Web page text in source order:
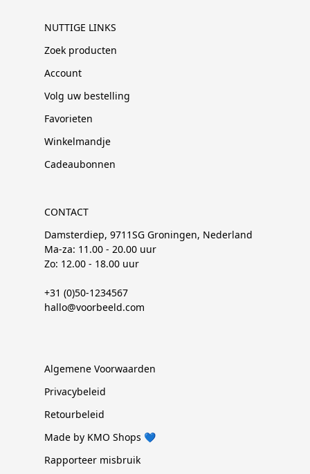
NUTTIGE LINKS
Zoek producten
Account
Volg uw bestelling
Favorieten
Winkelmandje
Cadeaubonnen
CONTACT
Damsterdiep, 9711SG Groningen, Nederland
Ma-za: 11.00 - 20.00 uur
Zo: 12.00 - 18.00 uur
+31 (0)50-1234567
hallo@voorbeeld.com
Algemene Voorwaarden
Privacybeleid
Retourbeleid
Made by KMO Shops 💙
Rapporteer misbruik